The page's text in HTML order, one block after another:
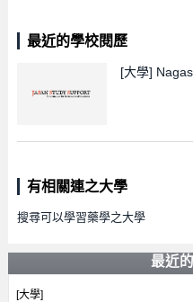
最近的學校閱歷
[大學]
有相關連之大學
搜尋可以學習藥學之大學
最近
[大學]